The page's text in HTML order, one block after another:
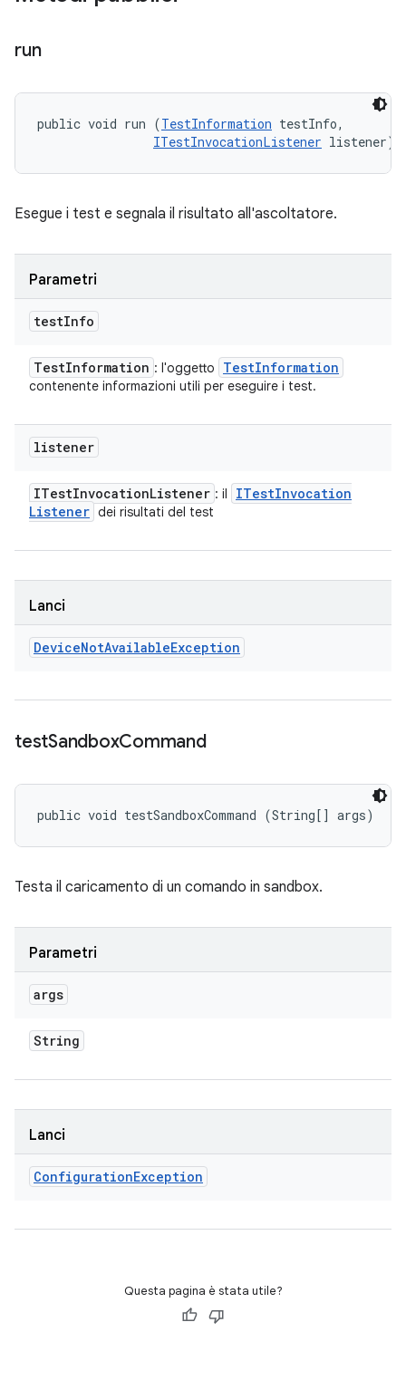
run
public void run (TestInformation testInfo,
ITestInvocationListener listener)
Esegue i test e segnala il risultato all'ascoltatore.
Parametri
testInfo
TestInformation : l'oggetto TestInformation
contenente informazioni utili per eseguire i test.
listener
ITestInvocationListener : il ITestInvocation
Listener dei risultati del test
Lanci
DeviceNotAvailableException
testSandboxCommand
public void testSandboxCommand (String[] args)
Testa il caricamento di un comando in sandbox.
Parametri
args
String
Lanci
ConfigurationException
Questa pagina è stata utile?